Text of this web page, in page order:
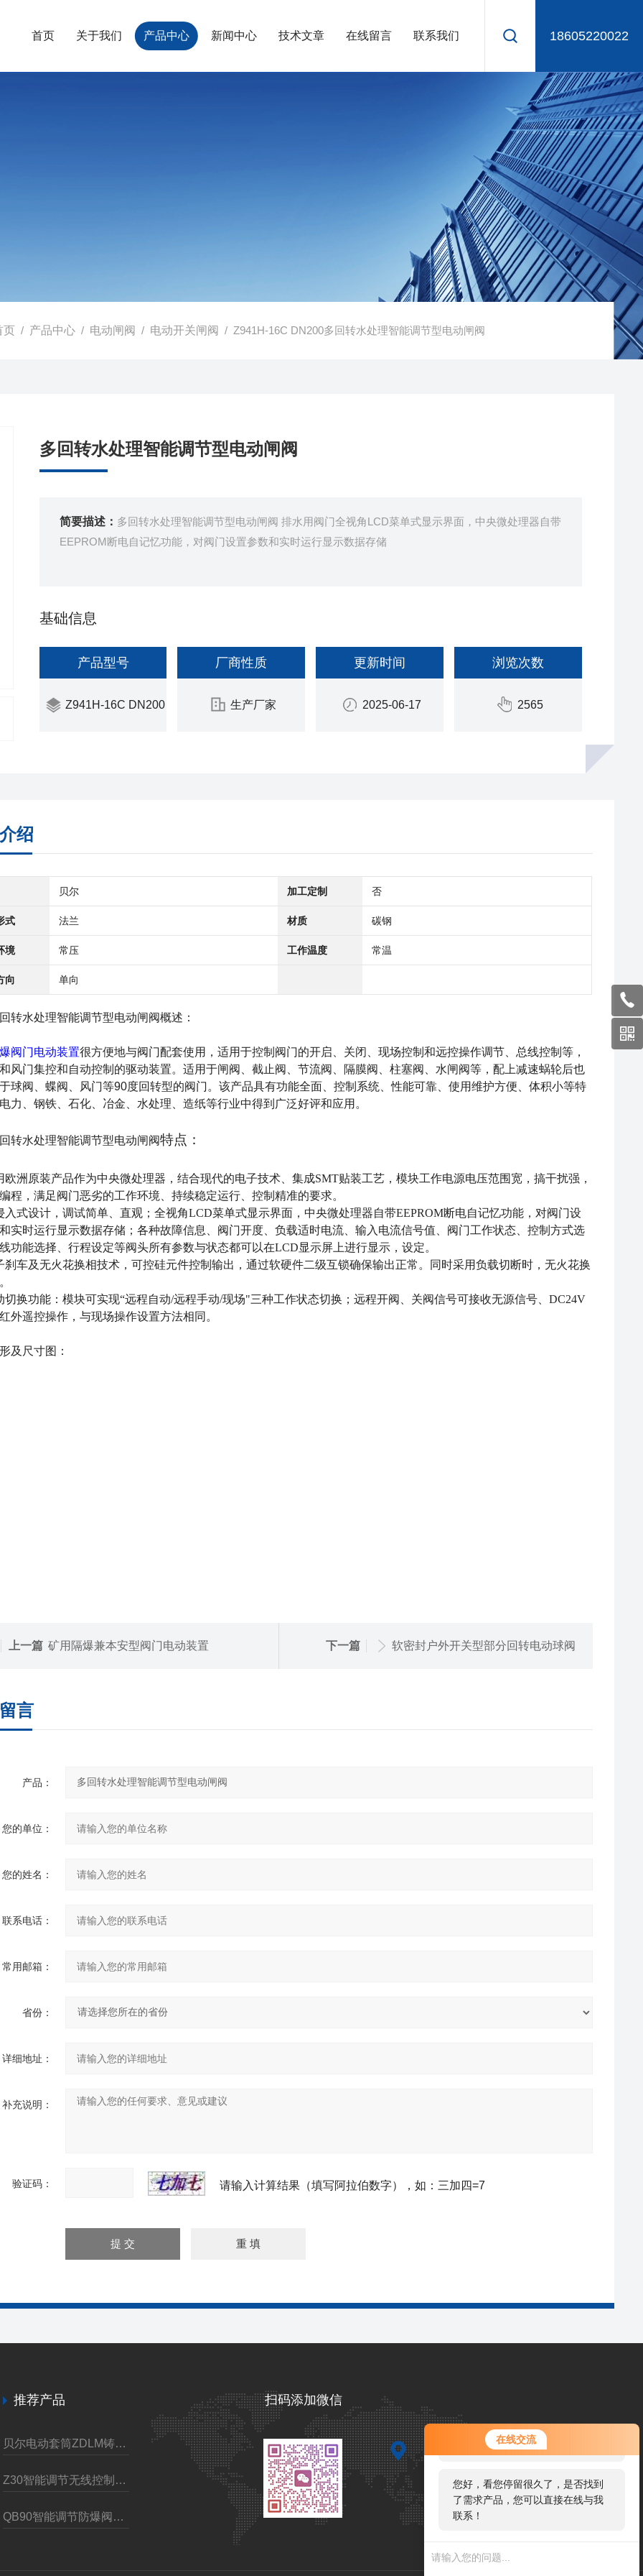
在线交流
您好！欢迎前来咨询，很高兴为您
服务，请问您要咨询什么问题呢？
您好，看您停留很久了，是否找到
了需求产品，您可以直接在线与我
联系！
18605220022
首页 关于我们 产品中心 新闻中心 技术文章 在线留言 联系我们
页 / 产品中心 / 电动闸阀 / 电动开关闸阀 / Z941H-16C DN200多回转水处理智能调节型电动闸阀
多回转水处理智能调节型电动闸阀
简要描述： 多回转水处理智能调节型电动闸阀 排水用阀门全视角LCD菜单式显示界面，中央微处理器自带
EEPROM断电自记忆功能，对阀门设置参数和实时运行显示数据存储
基础信息
产品型号
Z941H-16C DN200
厂商性质
生产厂家
更新时间
2025-06-17
浏览次数
2565
绍
贝尔 加工定制 否
式 法兰 材质 碳钢
境 常压 工作温度 常温
向 单向
转水处理智能调节型电动闸阀概述：
阀门电动装置很方便地与阀门配套使用，适用于控制阀门的开启、关闭、现场控制和远控操作调节、总线控制等，
风门集控和自动控制 的驱动装置。适用于闸阀、截止阀、节流阀、隔膜阀、柱塞阀、水闸阀等，配上减速蜗轮后也
球阀、蝶阀、风门等90度回转型的阀门。该产品具有功能全面、控制系统、性能可靠、使用维护方便、体积小等特
力、钢铁、石化、冶金、水处理、造纸等行业中得到广泛好评和应用。
转水处理智能调节型电动闸阀特点：
欧洲原装产品作为中央微处理器，结合现代的电子技术、集成SMT贴装工艺，模块工作电源电压范围宽，搞干扰强，
程，满足阀门恶劣的工作环境、持续稳定运行、控制精准的要求。
入式设计，调试简单、直观；全视角LCD菜单式显示界面，中央微处理器自带EEPROM断电自记忆功能，对阀门设
实时运行显示数据存储；各种故障信息、阀门开度、负载适时电流、输入电流信号值、阀门工作状态、控制方式选
功能选择、行程设定等阀头所有参数与状态都可以在LCD显示屏上进行显示，设定。
刹车及无火花换相技术，可控硅元件控制输出，通过软硬件二级互锁确保输出正常。同时采用负载切断时，无火花换
切换功能：模块可实现“远程自动/远程手动/现场"三种工作状态切换；远程开阀、关阀信号可接收无源信号、DC24V
外遥控操作，与现场操作设置方法相同。
及尺寸图：
上一篇 矿用隔爆兼本安型阀门电动装置 下一篇 软密封户外开关型部分回转电动球阀
言
产品：
您的单位：
您的姓名：
联系电话：
常用邮箱：
省份：
详细地址：
补充说明：
验证码： 请输入计算结果（填写阿拉伯数字），如：三加四=7
推荐产品
贝尔电动套筒ZDLM铸钢调节阀
Z30智能调节无线控制电动装置
QB90智能调节防爆阀门电动执行装置
扫码添加微信